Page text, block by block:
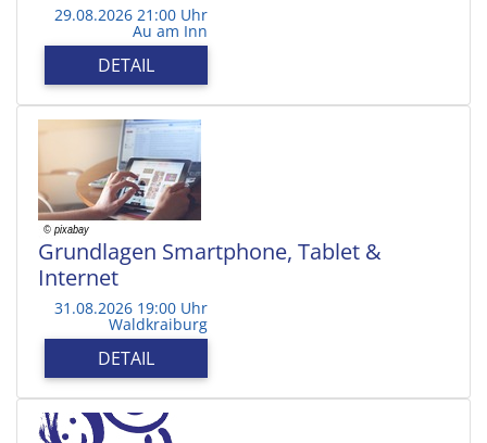
29.08.2026 21:00 Uhr
Au am Inn
DETAIL
Grundlagen Smartphone, Tablet &
Internet
31.08.2026 19:00 Uhr
Waldkraiburg
DETAIL